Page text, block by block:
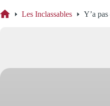
Les Inclassables Y’a